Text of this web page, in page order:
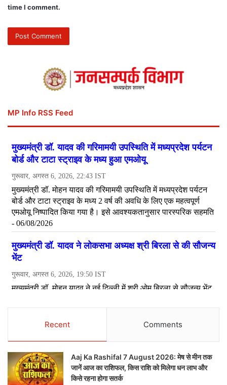
time I comment.
MP Info RSS Feed
Recent Comments
Aaj Ka Rashifal 7 August 2026: मेष से मीन तक
जानें आज का राशिफल, किस राशि को मिलेगा धन लाभ और
किसे रहना होगा सतर्क